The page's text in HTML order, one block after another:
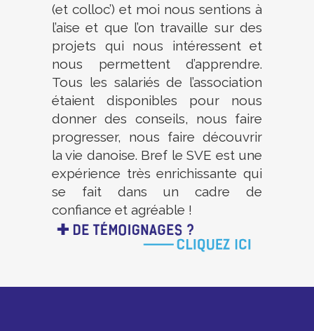
(et colloc’) et moi nous sentions à
l’aise et que l’on travaille sur des
projets qui nous intéressent et
nous permettent d’apprendre.
Tous les salariés de l’association
étaient disponibles pour nous
donner des conseils, nous faire
progresser, nous faire découvrir
la vie danoise. Bref le SVE est une
expérience très enrichissante qui
se fait dans un cadre de
confiance et agréable !